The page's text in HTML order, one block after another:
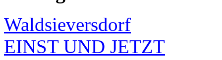
Waldsieversdorf
EINST UND JETZT